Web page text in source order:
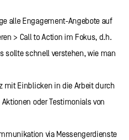
alle Engagement-Angebote auf
> Call to Action im Fokus, d.h.
sollte schnell verstehen, wie man
mit Einblicken in die Arbeit durch
oder Testimonials von
via Messengerdienste